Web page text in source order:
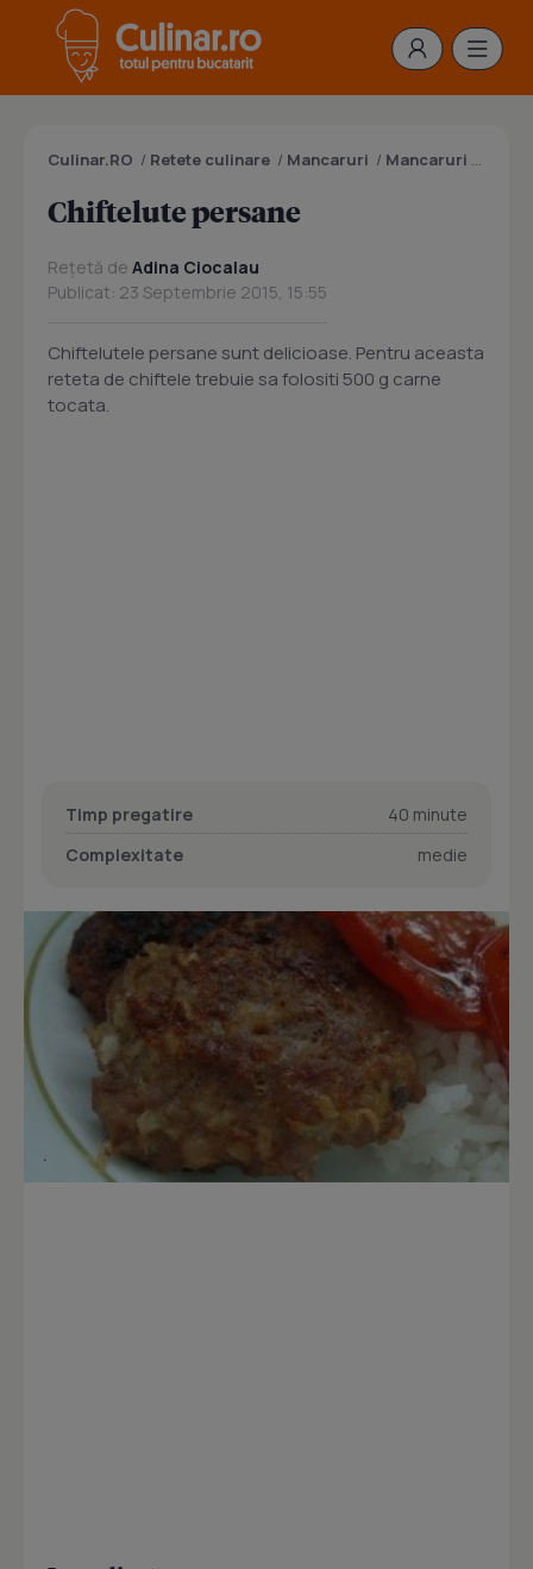
Culinar.RO / Retete culinare / Mancaruri / Mancaruri cu carne
Chiftelute persane
Rețetă de Adina Ciocalau
Publicat: 23 Septembrie 2015, 15:55
Chiftelutele persane sunt delicioase. Pentru aceasta
reteta de chiftele trebuie sa folositi 500 g carne
tocata.
Timp pregatire
40 minute
Complexitate
medie